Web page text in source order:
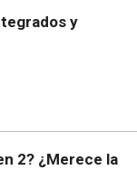
y
2? ¿Merece la